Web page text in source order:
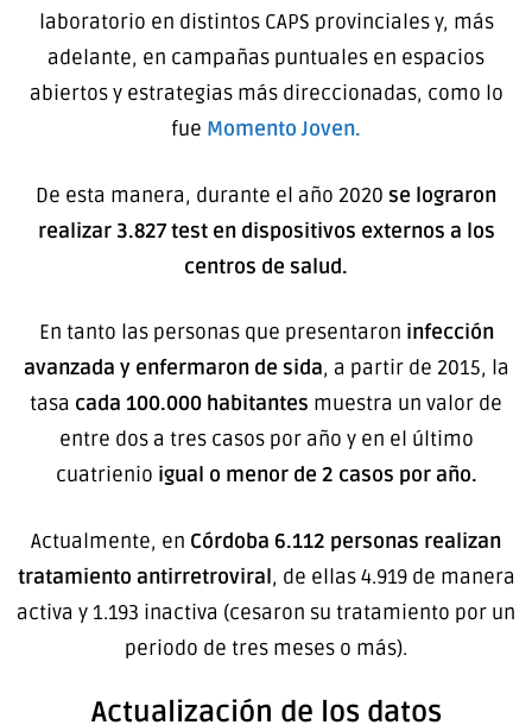
laboratorio en distintos CAPS provinciales y, más
adelante, en campañas puntuales en espacios
abiertos y estrategias más direccionadas, como lo
fue Momento Joven.
De esta manera, durante el año 2020 se lograron
realizar 3.827 test en dispositivos externos a los
centros de salud.
En tanto las personas que presentaron infección
avanzada y enfermaron de sida, a partir de 2015, la
tasa cada 100.000 habitantes muestra un valor de
entre dos a tres casos por año y en el último
cuatrienio igual o menor de 2 casos por año.
Actualmente, en Córdoba 6.112 personas realizan
tratamiento antirretroviral, de ellas 4.919 de manera
activa y 1.193 inactiva (cesaron su tratamiento por un
periodo de tres meses o más).
Actualización de los datos